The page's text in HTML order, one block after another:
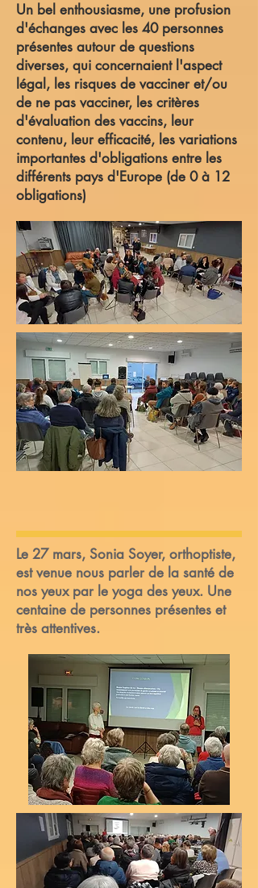
Un bel enthousiasme, une profusion
d'échanges avec les 40 personnes
présentes autour de questions
diverses, qui concernaient l'aspect
légal, les risques de vacciner et/ou
de ne pas vacciner, les critères
d'évaluation des vaccins, leur
contenu, leur efficacité, les variations
importantes d'obligations entre les
différents pays d'Europe (de 0 à 12
obligations)
Le 27 mars, Sonia Soyer, orthoptiste,
est venue nous parler de la santé de
nos yeux par le yoga des yeux. Une
centaine de personnes présentes et
très attentives.